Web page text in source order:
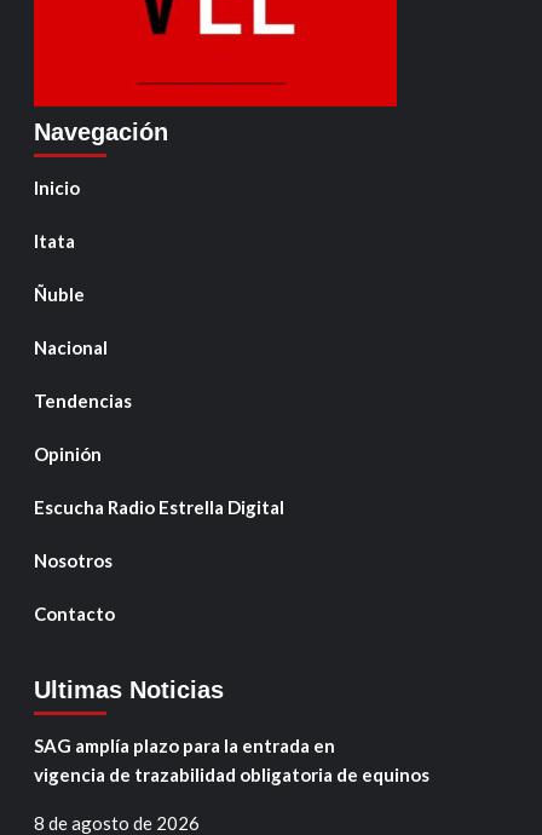
Navegación
Inicio
Itata
Ñuble
Nacional
Tendencias
Opinión
Escucha Radio Estrella Digital
Nosotros
Contacto
Ultimas Noticias
SAG amplía plazo para la entrada en
vigencia de trazabilidad obligatoria de equinos
8 de agosto de 2026